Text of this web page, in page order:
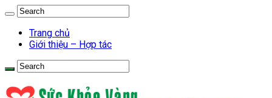
Trang chủ
Giới thiệu – Hợp tác